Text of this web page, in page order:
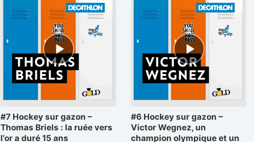
Episode
play
icon
#7 Hockey sur gazon –
Thomas Briels : la ruée vers
l’or a duré 15 ans
Episode
play
icon
#6 Hockey sur gazon –
Victor Wegnez, un
champion olympique et un